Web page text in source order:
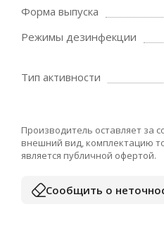
Форма выпуска
Режимы дезинфекции
Тип активности
Производитель оставляет за
внешний вид, комплектацию
является публичной офертой.
Сообщить о